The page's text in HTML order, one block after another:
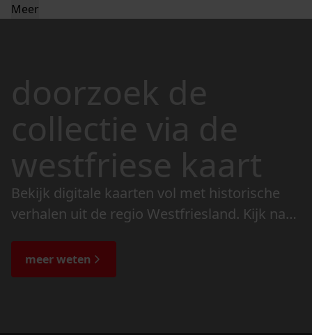
Meer
doorzoek de
collectie via de
westfriese kaart
Bekijk digitale kaarten vol met historische
verhalen uit de regio Westfriesland. Kijk naar
de bijzondere verhalen.
meer weten